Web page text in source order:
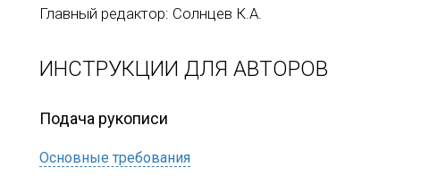
Главный редактор: Солнцев К.А.
ИНСТРУКЦИИ ДЛЯ АВТОРОВ
Подача рукописи
Основные требования